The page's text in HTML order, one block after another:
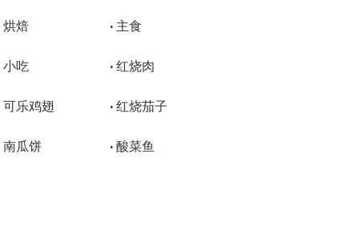
烘焙 • 主食
小吃 • 红烧肉
可乐鸡翅 • 红烧茄子
南瓜饼 • 酸菜鱼